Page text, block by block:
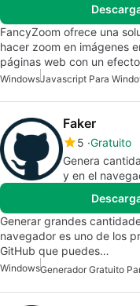
FancyZoom ofrece una
hacer zoom en imágenes
páginas web con un
WindowsJavascript Para
Faker
5 Gratuito
Genera
y en el
Generar grandes
navegador es uno de los
GitHub que puedes…
WindowsGenerador Gratuito